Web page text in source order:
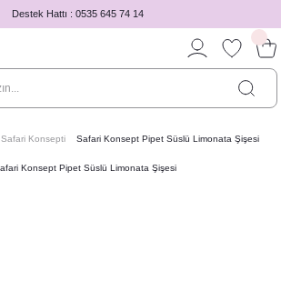
Destek Hattı : 0535 645 74 14
Safari Konsepti Safari Konsept Pipet Süslü Limonata Şişesi